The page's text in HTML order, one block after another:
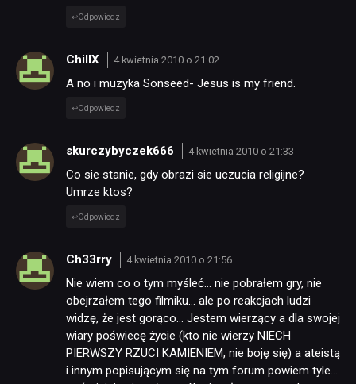
Odpowiedz
ChillX 4 kwietnia 2010 o 21:02
A no i muzyka Sonseed- Jesus is my friend.
Odpowiedz
skurczybyczek666 4 kwietnia 2010 o 21:33
Co sie stanie, gdy obrazi sie uczucia religijne?
Umrze ktos?
Odpowiedz
Ch33rry 4 kwietnia 2010 o 21:56
Nie wiem co o tym myśleć… nie pobrałem gry, nie
obejrzałem tego filmiku… ale po reakcjach ludzi
widzę, że jest gorąco… Jestem wierzący a dla swojej
wiary poświecę życie (kto nie wierzy NIECH
PIERWSZY RZUCI KAMIENIEM, nie boję się) a ateistą
i innym popisującym się na tym forum powiem tyle…